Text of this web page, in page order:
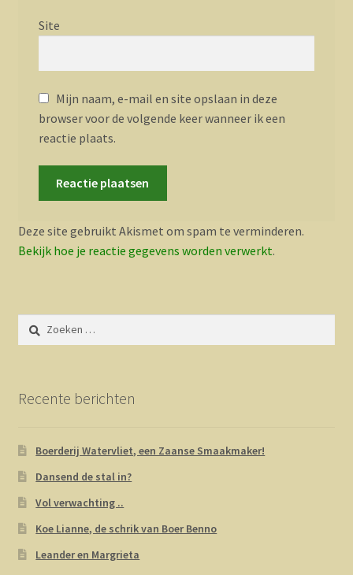
Site
Mijn naam, e-mail en site opslaan in deze
browser voor de volgende keer wanneer ik een
reactie plaats.
Deze site gebruikt Akismet om spam te verminderen.
Bekijk hoe je reactie gegevens worden verwerkt.
Zoeken
naar:
Recente berichten
Boerderij Watervliet, een Zaanse Smaakmaker!
Dansend de stal in?
Vol verwachting ..
Koe Lianne, de schrik van Boer Benno
Leander en Margrieta